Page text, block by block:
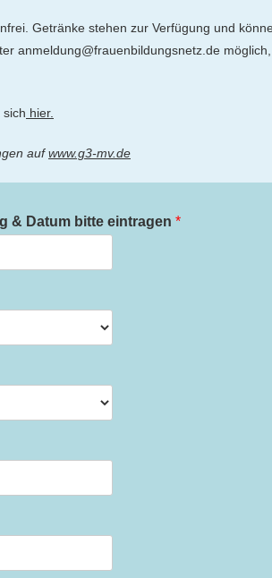
Getränke stehen zur Verfügung und
anmeldung@frauenbildungsnetz.de
sich hier.
aufwww.g3-mv.de
& Datum bitte eintragen *